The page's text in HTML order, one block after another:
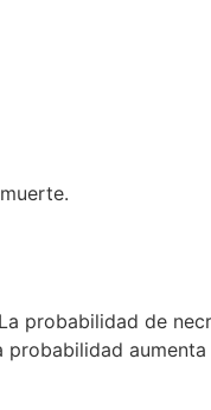
probabilidad de
probabilidad aumenta